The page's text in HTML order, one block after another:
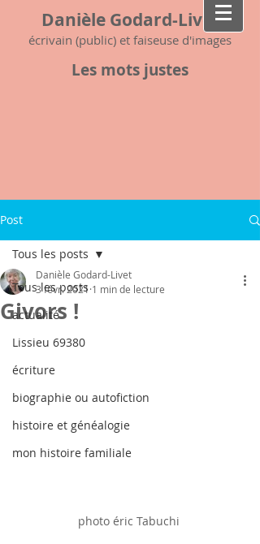
Danièle Godard-Livet
écrivain (public) et faiseuse d'images
Les mots justes
Post
Tous les posts
actualité
Lissieu 69380
écriture
biographie ou autofiction
histoire et généalogie
mon histoire familiale
Tous les posts
Givors !
Danièle Godard-Livet
3 févr. 2021 1 min de lecture
photo éric Tabuchi